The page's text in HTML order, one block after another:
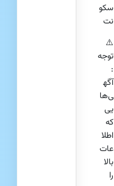
سکو
نت
⚠️
توجه
:
آگه
ی‌ها
یی
که
اطلا
عات
بالا
را